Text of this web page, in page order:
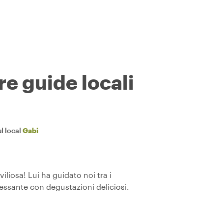
guide locali
local Gabi
Lui ha guidato noi tra i
con degustazioni deliciosi.